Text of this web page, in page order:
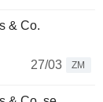
& Co.
27/03
ZM